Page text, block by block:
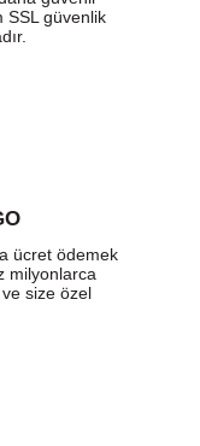
SSL güvenlik
ücret ödemek
milyonlarca
size özel